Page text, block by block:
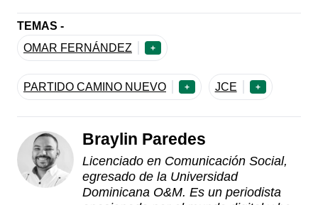
TEMAS -
OMAR FERNÁNDEZ
+
PARTIDO CAMINO NUEVO + JCE +
Braylin Paredes
Licenciado en Comunicación Social,
egresado de la Universidad
Dominicana O&M. Es un periodista